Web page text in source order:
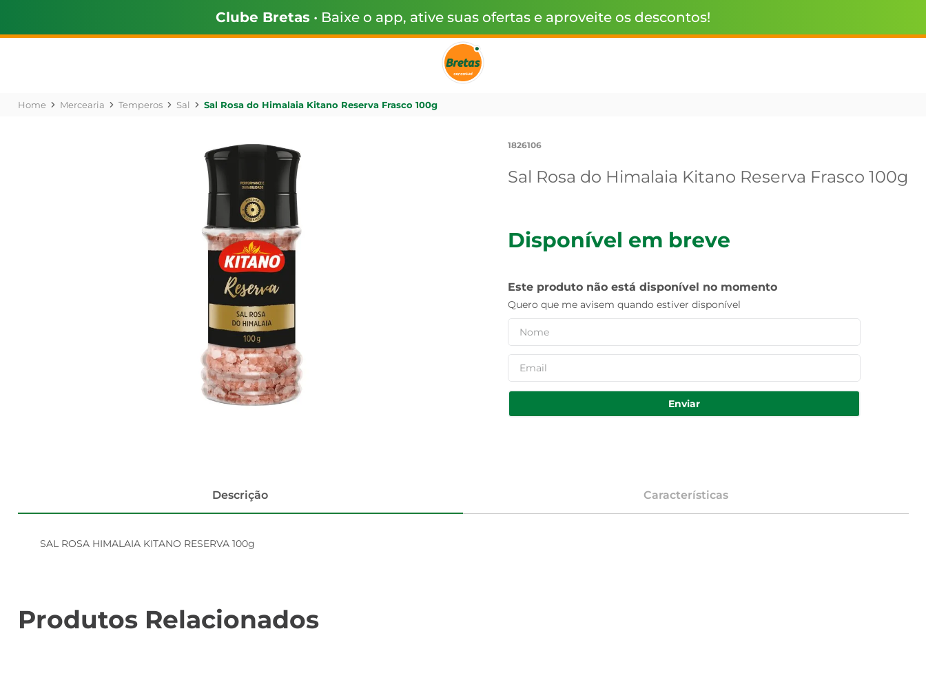
Clube Bretas • Baixe o app, ative suas ofertas e aproveite os descontos!
Mercearia Temperos Sal Sal Rosa do Himalaia Kitano Reserva Frasco 100g
1826106
Sal Rosa do Himalaia Kitano Reserva Frasco 100g
Disponível em breve
Este produto não está disponível no momento
Quero que me avisem quando estiver disponível
Enviar
Descrição Características
SAL ROSA HIMALAIA KITANO RESERVA 100g
Produtos Relacionados